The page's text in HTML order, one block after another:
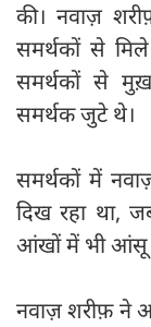
की। नवाज़
समर्थकों से
समर्थकों से
समर्थक जुटे थे।
समर्थकों में
दिख रहा था,
आंखों में भी आंसू
नवाज़ शरीफ़ ने